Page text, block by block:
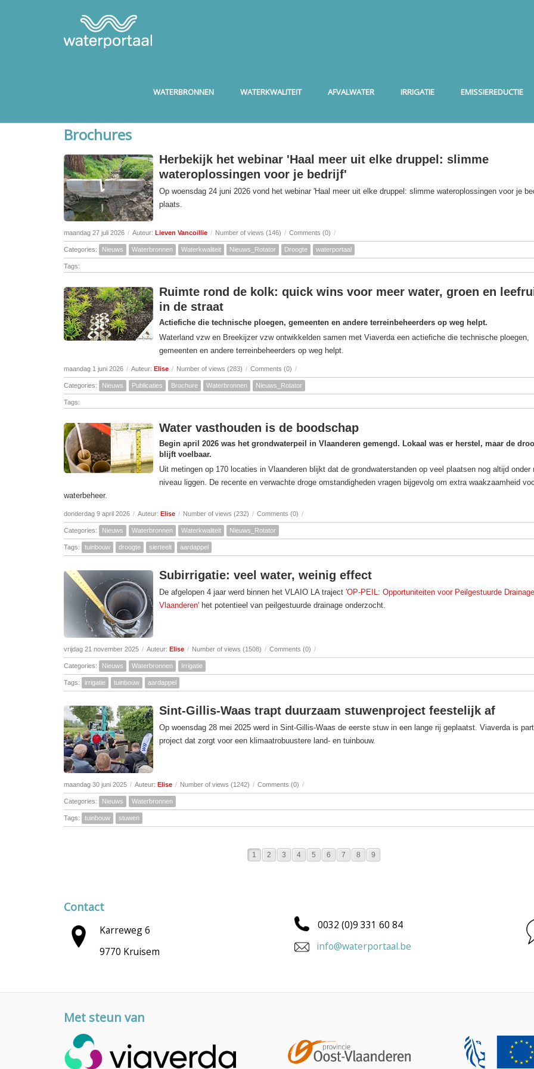
WATERBRONNEN WATERKWALITEIT AFVALWATER IRRIGATIE EMISSIEREDUCTIE
Brochures
Herbekijk het webinar 'Haal meer uit elke druppel: slimme
wateroplossingen voor je bedrijf'
Op woensdag 24 juni 2026 vond het webinar 'Haal meer uit elke druppel: slimme wateroplossingen voor je
plaats.
maandag 27 juli 2026 / Auteur: Lieven Vancoillie / Number of views (146) / Comments (0) /
Categories: Nieuws Waterbronnen Waterkwaliteit Nieuws_Rotator Droogte waterportaal
Tags:
Ruimte rond de kolk: quick wins voor meer water, groen en
in de straat
Actiefiche die technische ploegen, gemeenten en andere terreinbeheerders op weg helpt.
Waterland vzw en Breekijzer vzw ontwikkelden samen met Viaverda een actiefiche die technische ploegen,
gemeenten en andere terreinbeheerders op weg helpt.
maandag 1 juni 2026 / Auteur: Elise / Number of views (283) / Comments (0) /
Categories: Nieuws Publicaties Brochure Waterbronnen Nieuws_Rotator
Tags:
Water vasthouden is de boodschap
Begin april 2026 was het grondwaterpeil in Vlaanderen gemengd. Lokaal was er herstel, maar de
blijft voelbaar.
Uit metingen op 170 locaties in Vlaanderen blijkt dat de grondwaterstanden op veel plaatsen nog altijd onder
niveau liggen. De recente en verwachte droge omstandigheden vragen bijgevolg om extra waakzaamheid
waterbeheer.
donderdag 9 april 2026 / Auteur: Elise / Number of views (232) / Comments (0) /
Categories: Nieuws Waterbronnen Waterkwaliteit Nieuws_Rotator
Tags: tuinbouw droogte sierteelt aardappel
Subirrigatie: veel water, weinig effect
De afgelopen 4 jaar werd binnen het VLAIO LA traject 'OP-PEIL: Opportuniteiten voor Peilgestuurde
Vlaanderen' het potentieel van peilgestuurde drainage onderzocht.
vrijdag 21 november 2025 / Auteur: Elise / Number of views (1508) / Comments (0) /
Categories: Nieuws Waterbronnen Irrigatie
Tags: irrigatie tuinbouw aardappel
Sint-Gillis-Waas trapt duurzaam stuwenproject feestelijk af
Op woensdag 28 mei 2025 werd in Sint-Gillis-Waas de eerste stuw in een lange rij geplaatst. Viaverda is
project dat zorgt voor een klimaatrobuustere land- en tuinbouw.
maandag 30 juni 2025 / Auteur: Elise / Number of views (1242) / Comments (0) /
Categories: Nieuws Waterbronnen
Tags: tuinbouw stuwen
1 2 3 4 5 6 7 8 9
Contact
Karreweg 6
9770 Kruisem
0032 (0)9 331 60 84
info@waterportaal.be
Met steun van